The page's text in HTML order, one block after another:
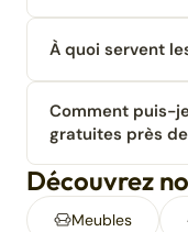
À quoi servent
Comment puis-
gratuites près
Découvrez
Meubles